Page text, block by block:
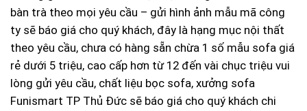
bàn trà theo mọi yêu cầu – gửi hình ảnh mẫu mã công
ty sẽ báo giá cho quý khách, đây là hạng mục nội thất
theo yêu cầu, chưa có hàng sẵn chừa 1 số mẫu sofa giá
rẻ dưới 5 triệu, cao cấp hơn từ 12 đến vài chục triệu vui
lòng gửi yêu cầu, chất liệu bọc sofa, xưởng sofa
Funismart TP Thủ Đức sẽ báo giá cho quý khách chi